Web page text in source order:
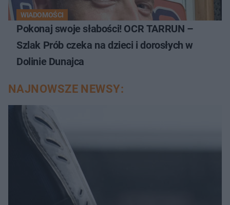
WIADOMOŚCI
Pokonaj swoje słabości! OCR TARRUN –
Szlak Prób czeka na dzieci i dorosłych w
Dolinie Dunajca
NAJNOWSZE NEWSY: